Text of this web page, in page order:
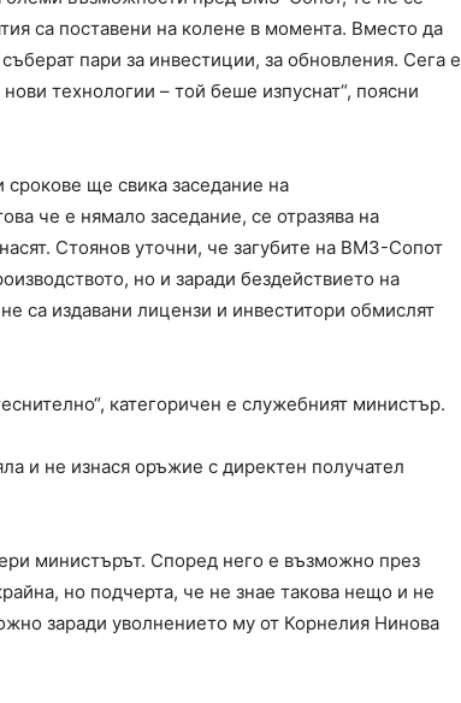
са поставени на колене в момента. Вместо да
пари за инвестиции, за обновления. Сега е
технологии – той беше изпуснат“, поясни
ще свика заседание на
че е нямало заседание, се отразява на
Стоянов уточни, че загубите на ВМЗ-Сопот
но и заради бездействието на
са издавани лицензи и инвеститори обмислят
категоричен е служебният министър.
и не изнася оръжие с директен получател
министърът. Според него е възможно през
но подчерта, че не знае такова нещо и не
заради уволнението му от Корнелия Нинова